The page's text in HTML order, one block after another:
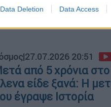
Data Deletion Data Access
και μπήκε στο
|27.07.2026 20:51
από 5 χρόνια
είδε ξανά: Η
έγραψε Ιστορία